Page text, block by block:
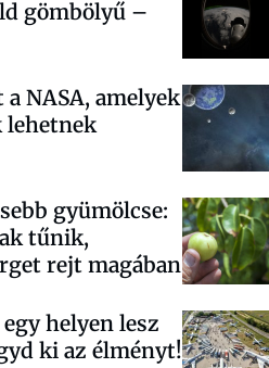
gömbölyű –
NASA, amelyek
lehetnek
gyümölcse:
tűnik,
rejt magában
helyen lesz
ki az élményt!